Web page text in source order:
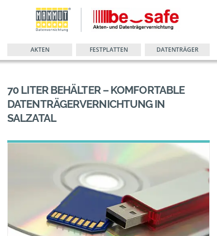
AKTEN FESTPLATTEN DATENTRÄGER
70 LITER BEHÄLTER – KOMFORTABLE
DATENTRÄGERVERNICHTUNG IN
SALZATAL